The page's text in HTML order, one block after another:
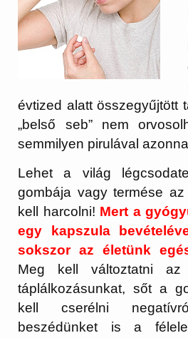
évtized alatt összegyűjtött
„belső seb” nem
semmilyen pirulával
Lehet a világ
gombája vagy termése
kell harcolni! Mert a
egy kapszula
sokszor az életünk
Meg kell változtatni az
táplálkozásunkat, sőt a
kell cserélni
beszédünket is a